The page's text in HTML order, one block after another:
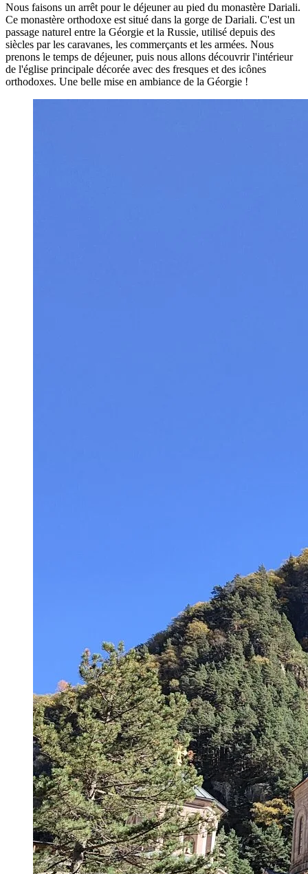
Nous faisons un arrêt pour le déjeuner au pied du monastère Dariali.
Ce monastère orthodoxe est situé dans la gorge de Dariali. C'est un
passage naturel entre la Géorgie et la Russie, utilisé depuis des
siècles par les caravanes, les commerçants et les armées. Nous
prenons le temps de déjeuner, puis nous allons découvrir l'intérieur
de l'église principale décorée avec des fresques et des icônes
orthodoxes. Une belle mise en ambiance de la Géorgie !